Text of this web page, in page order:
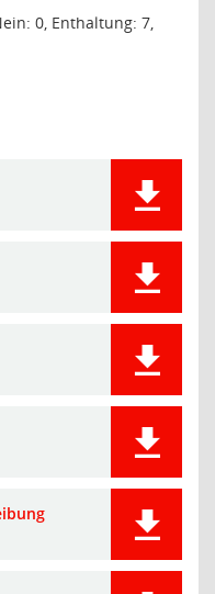
0, Enthaltung: 7,